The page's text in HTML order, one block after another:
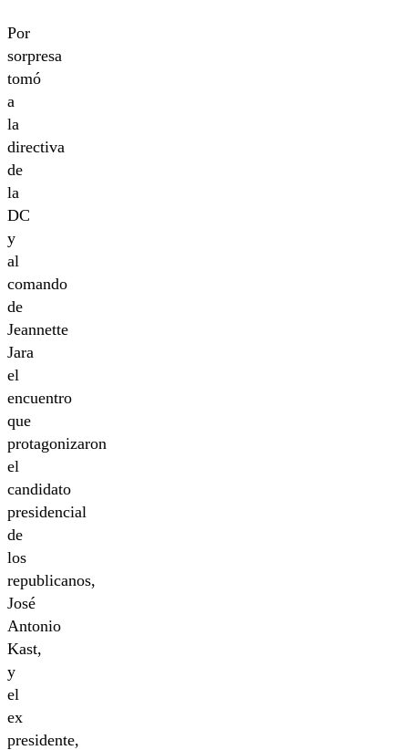
Por
sorpresa
tomó
a
la
directiva
de
la
DC
y
al
comando
de
Jeannette
Jara
el
encuentro
que
protagonizaron
el
candidato
presidencial
de
los
republicanos,
José
Antonio
Kast,
y
el
ex
presidente,